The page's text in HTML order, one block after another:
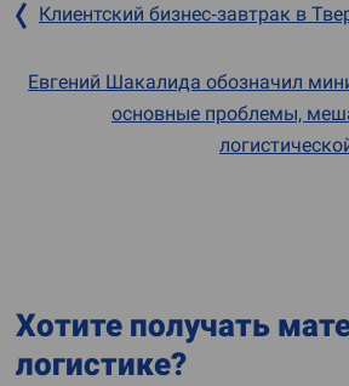
Клиентский бизнес‐завтрак в
Евгений Шакалида обозначил
основные проблемы,
Хотите получать
логистике?